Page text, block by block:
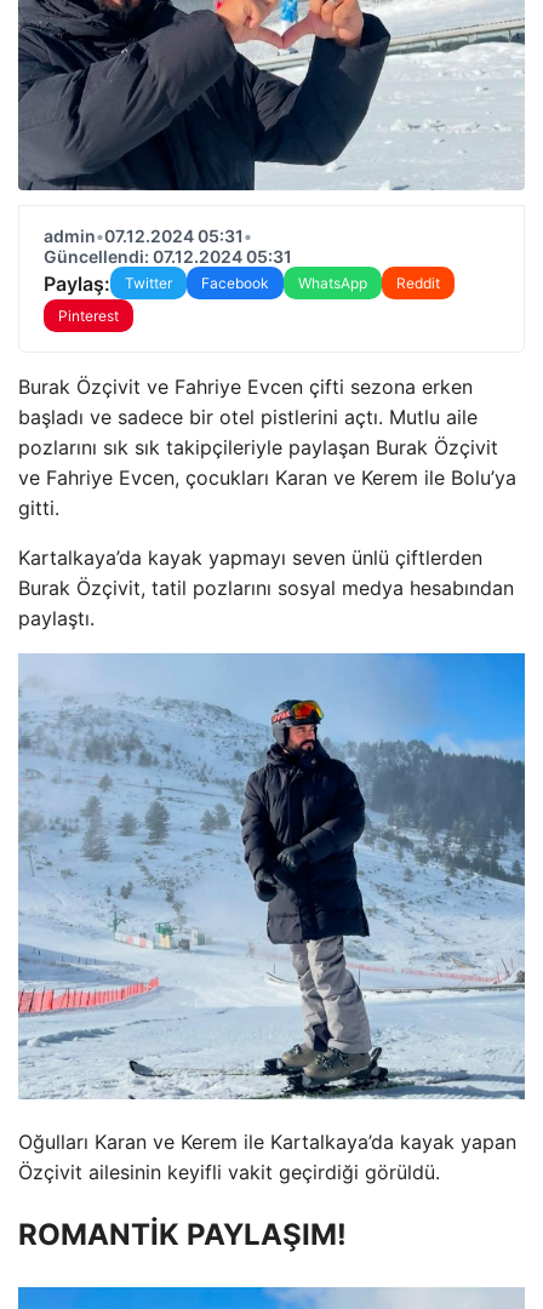
admin•07.12.2024 05:31•
Güncellendi: 07.12.2024 05:31
Paylaş: Twitter Facebook WhatsApp
Reddit
Pinterest
Burak Özçivit ve Fahriye Evcen çifti sezona erken
başladı ve sadece bir otel pistlerini açtı. Mutlu aile
pozlarını sık sık takipçileriyle paylaşan Burak Özçivit
ve Fahriye Evcen, çocukları Karan ve Kerem ile Bolu’ya
gitti.
Kartalkaya’da kayak yapmayı seven ünlü çiftlerden
Burak Özçivit, tatil pozlarını sosyal medya hesabından
paylaştı.
Oğulları Karan ve Kerem ile Kartalkaya’da kayak yapan
Özçivit ailesinin keyifli vakit geçirdiği görüldü.
ROMANTİK PAYLAŞIM!